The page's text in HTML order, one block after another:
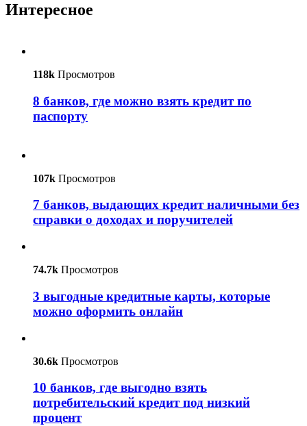
Интересное
118k Просмотров
8 банков, где можно взять кредит по
паспорту
107k Просмотров
7 банков, выдающих кредит наличными без
справки о доходах и поручителей
74.7k Просмотров
3 выгодные кредитные карты, которые
можно оформить онлайн
30.6k Просмотров
10 банков, где выгодно взять
потребительский кредит под низкий
процент